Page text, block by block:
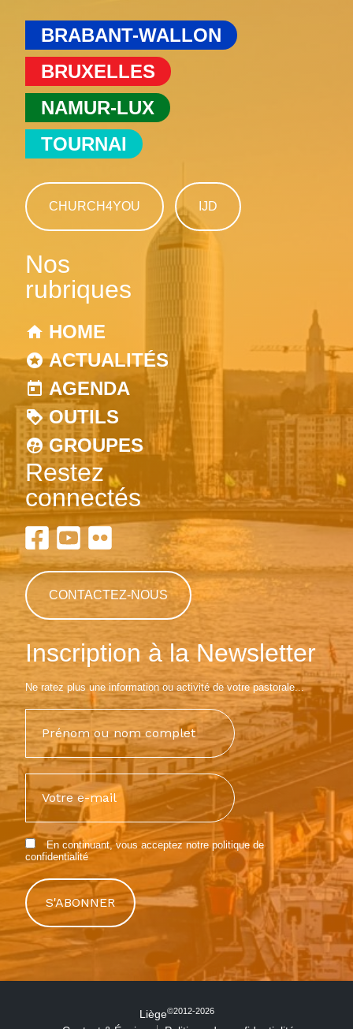
BRABANT-WALLON
BRUXELLES
NAMUR-LUX
TOURNAI
CHURCH4YOU IJD
Nos
rubriques
HOME
ACTUALITÉS
AGENDA
OUTILS
GROUPES
Restez
connectés
CONTACTEZ-NOUS
Inscription à la Newsletter
Ne ratez plus une information ou activité de votre pastorale...
En continuant, vous acceptez notre politique de
confidentialité
Liège©2012-2026